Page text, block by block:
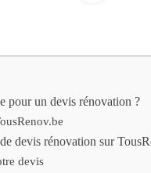
pour un devis rénovation ?
devis rénovation sur
devis